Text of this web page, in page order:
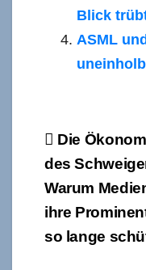
Blick
ASML
Die
des
Warum
ihre
so lange